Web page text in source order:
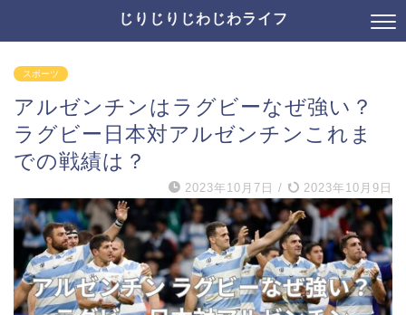
じりじりじわじわライフ
スポーツ
アルゼンチンはラグビーなぜ強い？
ラグビー日本対アルゼンチンこれま
での戦績は？
2023年10月7日 / 2023年10月9日